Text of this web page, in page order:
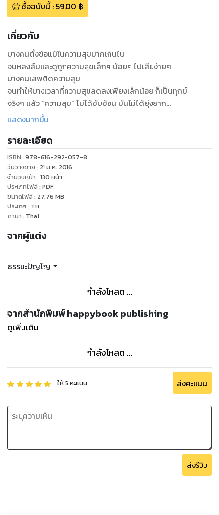
ซื้อฉบับนี้: 59.00 ฿
เกี่ยวกับ
บางคนตั้งข้อแม้ในความสุขมากเกินไป
จนหลงลืมและดูถูกความสุขเล็กๆ น้อยๆ ไปเสียง่ายๆ
บางคนเสพติดความสุข
จนทำให้บางเวลาที่ความสุขลดลงเพียงเล็กน้อย ก็เป็นทุกข์
จริงๆ แล้ว “ความสุข” ไม่ได้ซับซ้อน มันไม่ได้ยุ่งยาก
ขอเพียงคุณรู้สึกและเห็นถึงแก่นของมัน
แสดงมากขึ้น
รายละเอียด
ISBN : 978-616-292-057-8
วันวางขาย : 21 ม.ค. 2016
จำนวนหน้า : 130 หน้า
ประเภทไฟล์: PDF
ขนาดไฟล์: 27.76 MB
ประเทศ: TH
ภาษา : Thai
จากผู้แต่ง
ธรรมะปัญโญ
กำลังโหลด ...
จากสำนักพิมพ์ happybook publishing
ดูเพิ่มเติม
กำลังโหลด ...
ให้5 คะแนน ส่งคะแนน
ส่งรีวิว